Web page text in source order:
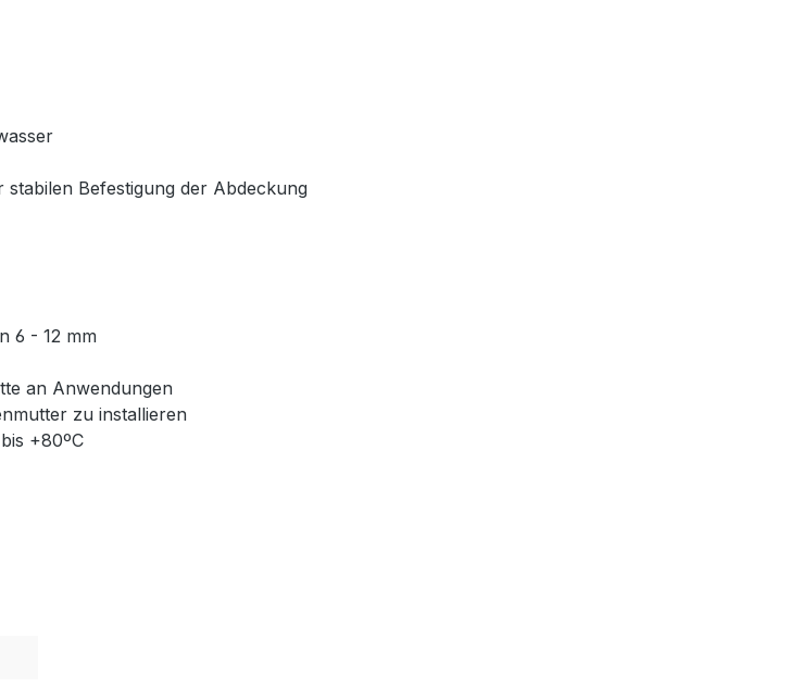
Befestigung der Abdeckung
6 - 12 mm
an Anwendungen
zu installieren
+80ºC